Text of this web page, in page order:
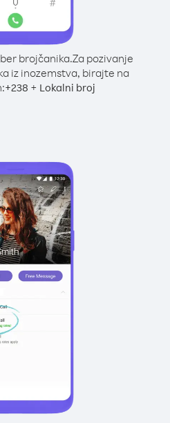
brojčanika.Za pozivanje
iz inozemstva, birajte na
+238 + Lokalni broj